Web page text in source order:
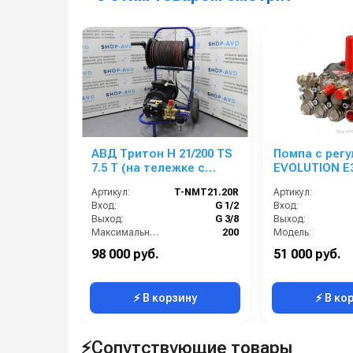
АВД Тритон H 21/200 TS
7.5 T (на тележке с
Артикул:
T-NMT21.20R
Вход:
G 1/2
Выход:
G 3/8
Максимальное давление (бар):
200
Мощность (л/с):
Производительность (л/мин):
98 000 руб.
⚡ В корзину
Помпа с
EVOLUTION
Артикул:
Вход:
Выход:
Модель:
Производительность (л/мин):
Тип вала:
51 000 руб.
⚡ В
⚡Сопутствующие товары